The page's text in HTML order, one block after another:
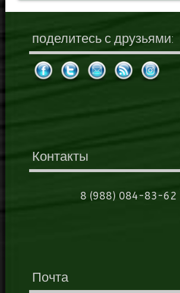
поделитесь с друзьями:
Контакты
8 (988) 084-83-62
Почта